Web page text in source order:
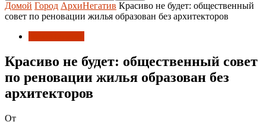
Домой Город АрхиНегатив Красиво не будет: общественный
совет по реновации жилья образован без архитекторов
Красиво не будет: общественный совет
по реновации жилья образован без
архитекторов
От